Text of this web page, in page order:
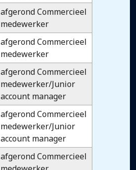
afgerond Commercieel
medewerker
afgerond Commercieel
medewerker
afgerond Commercieel
medewerker/Junior
account manager
afgerond Commercieel
medewerker/Junior
account manager
afgerond Commercieel